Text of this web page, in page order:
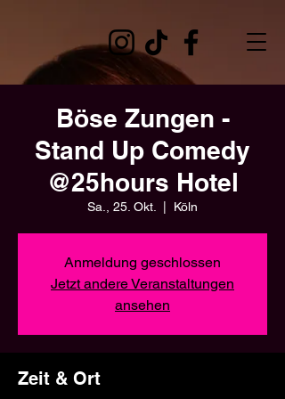
Böse Zungen -
Stand Up Comedy
@25hours Hotel
Sa., 25. Okt. Köln
Anmeldung geschlossen
Jetzt andere Veranstaltungen
ansehen
Zeit & Ort